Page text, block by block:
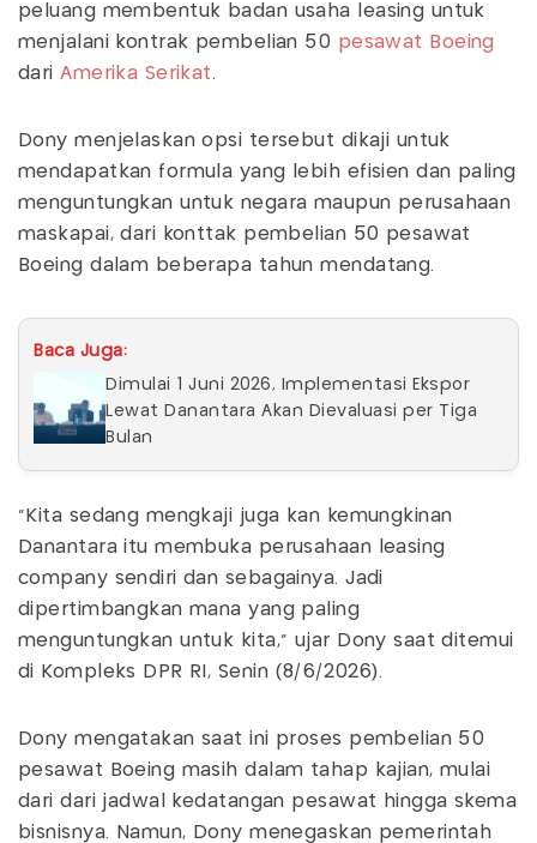
peluang membentuk badan usaha leasing untuk
menjalani kontrak pembelian 50 pesawat
Boeing
dariAmerika Serikat .
Dony menjelaskan opsi tersebut dikaji untuk
mendapatkan formula yang lebih efisien dan paling
menguntungkan untuk negara maupun perusahaan
maskapai, dari konttak pembelian 50 pesawat
Boeing dalam beberapa tahun mendatang.
Baca Juga:
Dimulai 1 Juni 2026, Implementasi Ekspor
Lewat Danantara Akan Dievaluasi per Tiga
Bulan
"Kita sedang mengkaji juga kan kemungkinan
Danantara itu membuka perusahaan leasing
company sendiri dan sebagainya. Jadi
dipertimbangkan mana yang paling
menguntungkan untuk kita," ujar Dony saat ditemui
di Kompleks DPR RI, Senin (8/6/2026).
Dony mengatakan saat ini proses pembelian 50
pesawat Boeing masih dalam tahap kajian, mulai
dari dari jadwal kedatangan pesawat hingga skema
bisnisnya. Namun, Dony menegaskan pemerintah